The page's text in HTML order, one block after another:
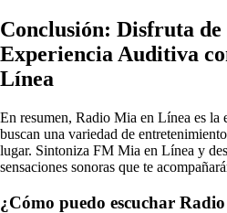
Conclusión: Disfruta
Experiencia Auditiva
Línea
En resumen, Radio Mia en Línea es la
buscan una variedad de
lugar. Sintoniza FM Mia en Línea y
sensaciones sonoras que te
¿Cómo puedo escuchar